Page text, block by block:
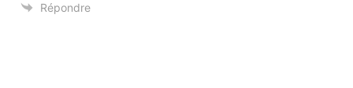
Répondre